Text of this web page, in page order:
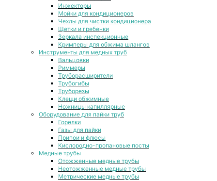
Инжекторы
Мойки для кондиционеров
Чехлы для чистки кондиционера
Щетки и гребенки
Зеркала инспекционные
Кримперы для обжима шлангов
Инструменты для медных труб
Вальцовки
Риммеры
Труборасширители
Трубогибы
Труборезы
Клещи обжимные
Ножницы капиллярные
Оборудование для пайки труб
Горелки
Газы для пайки
Припои и флюсы
Кислородно-пропановые посты
Медные трубы
Отожженные медные трубы
Неотожженные медные трубы
Метрические медные трубы